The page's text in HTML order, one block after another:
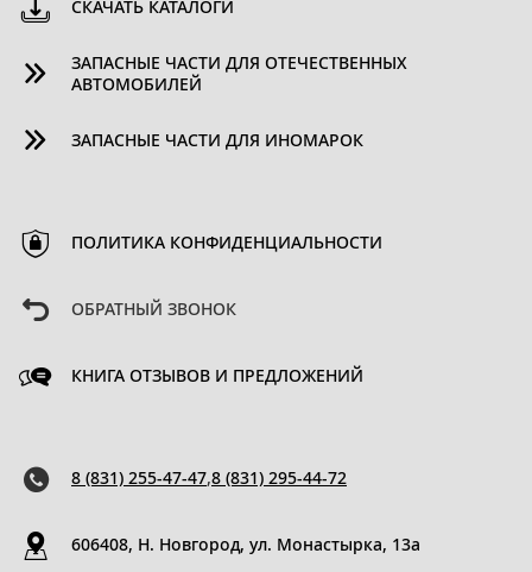
СКАЧАТЬ КАТАЛОГИ
ЗАПАСНЫЕ ЧАСТИ ДЛЯ ОТЕЧЕСТВЕННЫХ
АВТОМОБИЛЕЙ
ЗАПАСНЫЕ ЧАСТИ ДЛЯ ИНОМАРОК
ПОЛИТИКА КОНФИДЕНЦИАЛЬНОСТИ
ОБРАТНЫЙ ЗВОНОК
КНИГА ОТЗЫВОВ И ПРЕДЛОЖЕНИЙ
8 (831) 255-47-47,8 (831) 295-44-72
606408, Н. Новгород, ул. Монастырка, 13a